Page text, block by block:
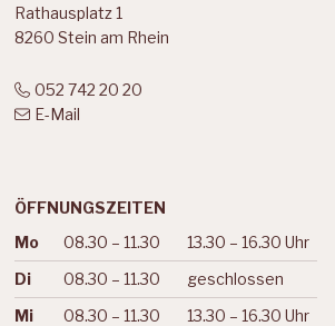
Rathausplatz 1
8260 Stein am Rhein
052 742 20 20
E-Mail
ÖFFNUNGSZEITEN
Wochentag Vormittag Nachmittag
Mo 08.30 – 11.30
13.30 – 16.30 Uhr
Di
08.30 – 11.30
geschlossen
Mi
08.30 – 11.30
13.30 – 16.30 Uhr